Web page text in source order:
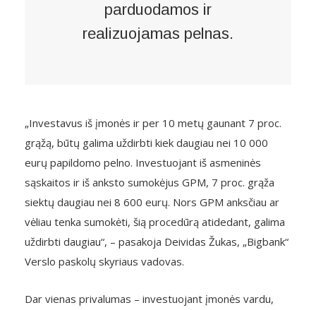
parduodamos ir
realizuojamas pelnas.
„Investavus iš įmonės ir per 10 metų gaunant 7 proc.
grąžą, būtų galima uždirbti kiek daugiau nei 10 000
eurų papildomo pelno. Investuojant iš asmeninės
sąskaitos ir iš anksto sumokėjus GPM, 7 proc. grąža
siektų daugiau nei 8 600 eurų. Nors GPM anksčiau ar
vėliau tenka sumokėti, šią procedūrą atidedant, galima
uždirbti daugiau“, – pasakoja Deividas Žukas, „Bigbank“
Verslo paskolų skyriaus vadovas.
Dar vienas privalumas – investuojant įmonės vardu,